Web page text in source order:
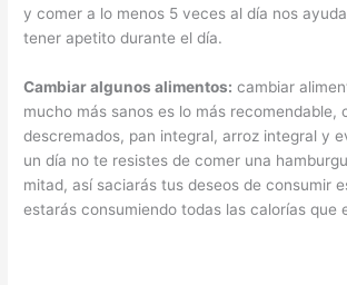
y comer a lo menos 5 veces al día nos
tener apetito durante el día.
Cambiar algunos alimentos: cambiar
mucho más sanos es lo más recomendable,
descremados, pan integral, arroz integral y
un día no te resistes de comer una
mitad, así saciarás tus deseos de consumir
estarás consumiendo todas las calorías que